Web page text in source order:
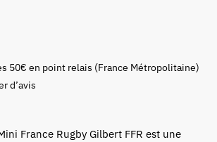
50€ en point relais (France Métropolitaine)
d’avis
France Rugby Gilbert FFR est une